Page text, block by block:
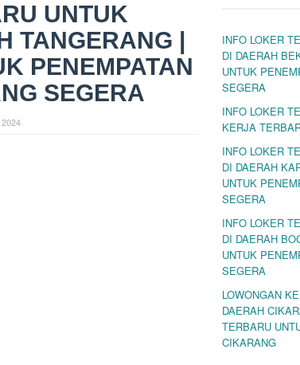
UNTUK
TANGERANG |
PENEMPATAN
SEGERA
INFO LOKER
DI DAERAH
UNTUK
SEGERA
INFO LOKER
KERJA
INFO LOKER
DI DAERAH
UNTUK
SEGERA
INFO LOKER
DI DAERAH
UNTUK
SEGERA
LOWONGAN
DAERAH
TERBARU
CIKARANG